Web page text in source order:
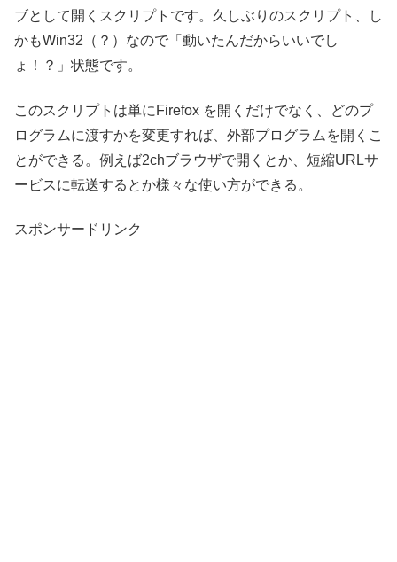
ブとして開くスクリプトです。久しぶりのスクリプト、し
かもWin32（？）なので「動いたんだからいいでし
ょ！？」状態です。
このスクリプトは単にFirefox を開くだけでなく、どのプ
ログラムに渡すかを変更すれば、外部プログラムを開くこ
とができる。例えば2chブラウザで開くとか、短縮URLサ
ービスに転送するとか様々な使い方ができる。
スポンサードリンク